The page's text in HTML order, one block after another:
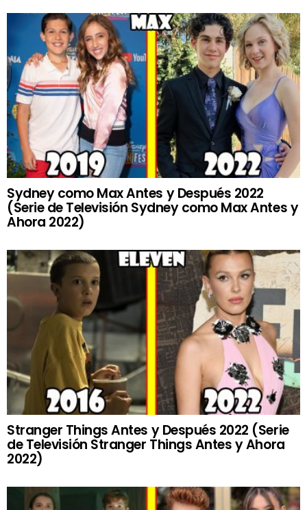
Sydney como Max Antes y Después 2022
(Serie de Televisión Sydney como Max Antes y
Ahora 2022)
Stranger Things Antes y Después 2022 (Serie
de Televisión Stranger Things Antes y Ahora
2022)